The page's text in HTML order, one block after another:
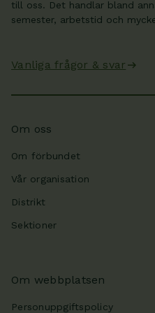
till oss. Det handlar bland
semester, arbetstid och
Vanliga frågor & svar
Om oss
Om förbundet
Vår organisation
Distrikt
Sektioner
Om webbplatsen
Personuppgiftspolicy